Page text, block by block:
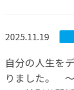
2025.11.19
自分の人生を
りました。